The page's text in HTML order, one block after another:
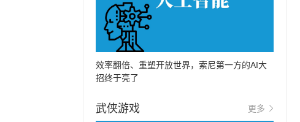
效率翻倍、重塑开放世界，索尼第一方的AI大
招终于亮了
武侠游戏 更多